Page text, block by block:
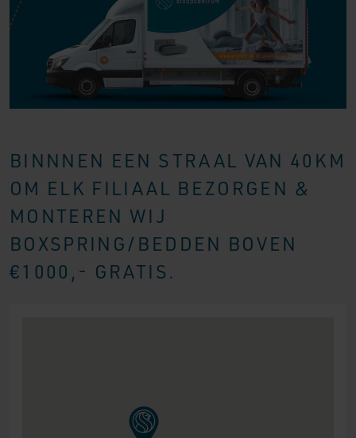
BINNNEN EEN STRAAL VAN 40KM
OM ELK FILIAAL BEZORGEN &
MONTEREN WIJ
BOXSPRING/BEDDEN BOVEN
€1000,- GRATIS.